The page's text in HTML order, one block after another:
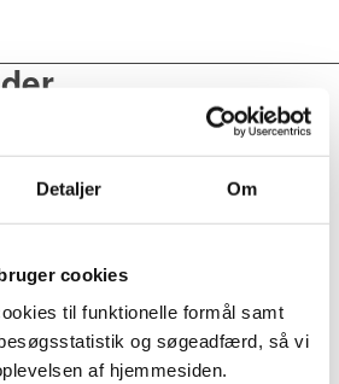
Detaljer Om
cookies
til funktionelle formål samt
og søgeadfærd, så vi
af hjemmesiden.
hjemmeside, der er professionel og
kan vedligeholde.
intuitiv struktur. Med få klik, får kunden
se
– Siden er designet, så kunden nemt